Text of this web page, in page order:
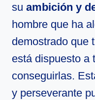
su ambición y
hombre que ha
demostrado que
está dispuesto a
conseguirlas.
y perseverante